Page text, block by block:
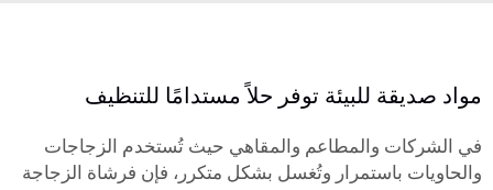
مواد صديقة للبيئة توفر حلاً مستدامًا للتنظيف
في الشركات والمطاعم والمقاهي حيث تُستخدم الزجاجات
والحاويات باستمرار وتُغسل بشكل متكرر، فإن فرشاة الزجاجة